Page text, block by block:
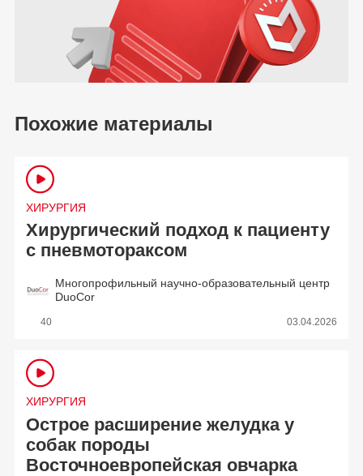
Похожие материалы
ХИРУРГИЯ
Хирургический подход к пациенту
с пневмотораксом
Многопрофильный научно-образовательный центр
DuoCor
40 03.04.2026
ХИРУРГИЯ
Острое расширение желудка у
собак породы
Восточноевропейская овчарка